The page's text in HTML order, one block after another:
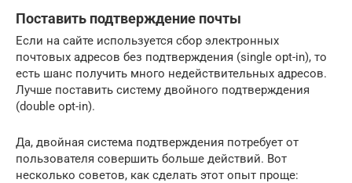
Поставить подтверждение почты
Если на сайте используется сбор электронных
почтовых адресов без подтверждения (single opt-in), то
есть шанс получить много недействительных адресов.
Лучше поставить систему двойного подтверждения
(double opt-in).
Да, двойная система подтверждения потребует от
пользователя совершить больше действий. Вот
несколько советов, как сделать этот опыт проще: